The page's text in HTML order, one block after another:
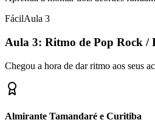
FácilAula 3
Aula 3: Ritmo de Pop Rock /
Chegou a hora de dar ritmo aos seus
Almirante Tamandaré e Curitiba